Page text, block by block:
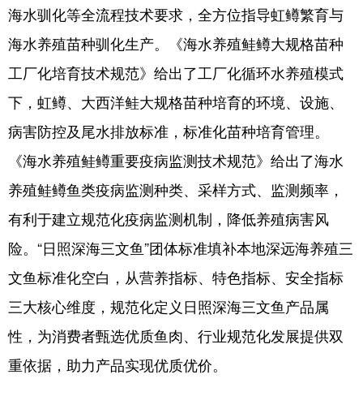
English Español Français عربى
Русский язык 日本語 한국어
Deutsch Português
海水驯化等全流程技术要求，全方位指导虹鳟繁育与
海水养殖苗种驯化生产。《海水养殖鲑鳟大规格苗种
工厂化培育技术规范》给出了工厂化循环水养殖模式
下，虹鳟、大西洋鲑大规格苗种培育的环境、设施、
病害防控及尾水排放标准，标准化苗种培育管理。
《海水养殖鲑鳟重要疫病监测技术规范》给出了海水
养殖鲑鳟鱼类疫病监测种类、采样方式、监测频率，
有利于建立规范化疫病监测机制，降低养殖病害风
险。“日照深海三文鱼”团体标准填补本地深远海养殖三
文鱼标准化空白，从营养指标、特色指标、安全指标
三大核心维度，规范化定义日照深海三文鱼产品属
性，为消费者甄选优质鱼肉、行业规范化发展提供双
重依据，助力产品实现优质优价。